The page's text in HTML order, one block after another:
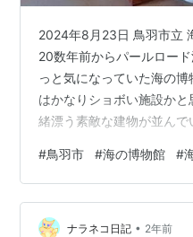
2024年8月23日 鳥羽市立
20数年前からパールロー
っと気になっていた海の
はかなりショボい施設か
緒漂う素敵な建物が並んで
賞を受賞しているそうです
トは、『海と親しく付き
船乗り、海辺に住む人達
まるっと体験！』。 だから
#鳥羽市 #海の博物館 #
ナラネコ日記 • 2年前